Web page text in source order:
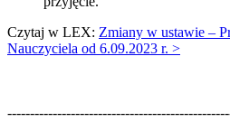
Czytaj w LEX: Zmiany w ustawie –
Nauczyciela od 6.09.2023 r. >